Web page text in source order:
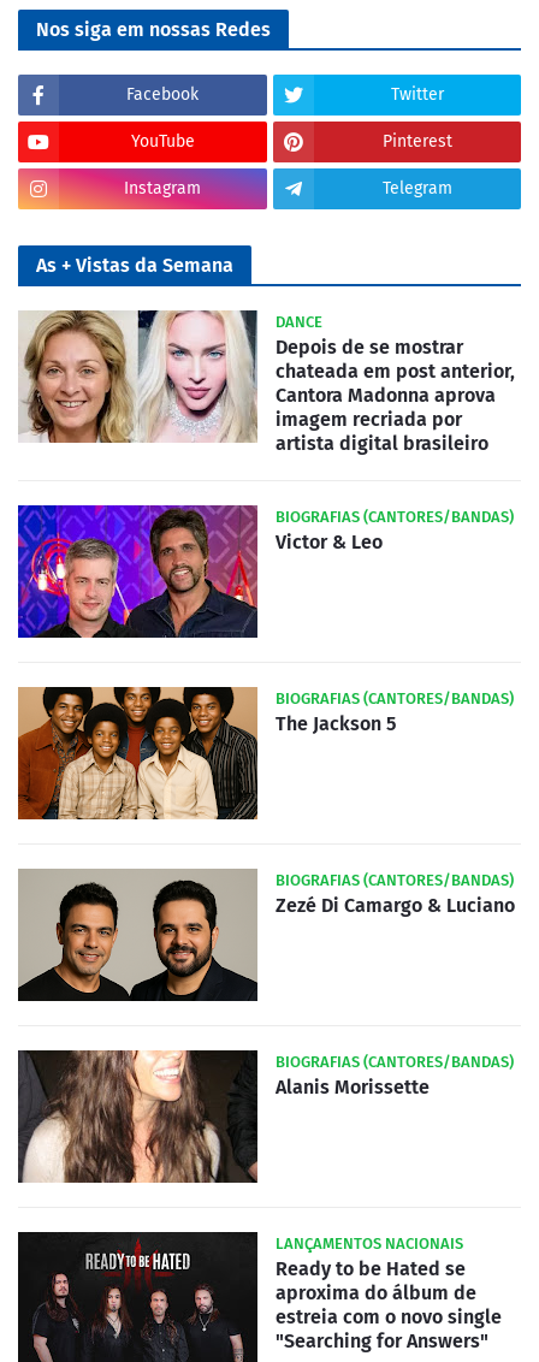
Nos siga em nossas Redes
Facebook Twitter
YouTube Pinterest
Instagram Telegram
As + Vistas da Semana
DANCE
Depois de se mostrar
chateada em post anterior,
Cantora Madonna aprova
imagem recriada por
artista digital brasileiro
BIOGRAFIAS (CANTORES/BANDAS)
Victor & Leo
BIOGRAFIAS (CANTORES/BANDAS)
The Jackson 5
BIOGRAFIAS (CANTORES/BANDAS)
Zezé Di Camargo & Luciano
BIOGRAFIAS (CANTORES/BANDAS)
Alanis Morissette
LANÇAMENTOS NACIONAIS
Ready to be Hated se
aproxima do álbum de
estreia com o novo single
"Searching for Answers"